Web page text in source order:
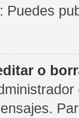
Puedes
o